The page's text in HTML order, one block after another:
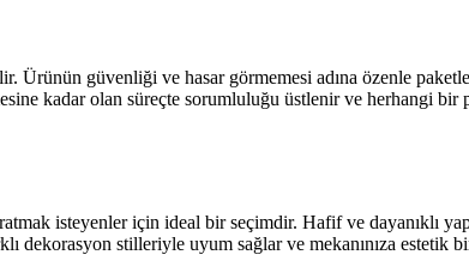
güvenliği ve hasar görmemesi adına özenle
kadar olan süreçte sorumluluğu üstlenir ve herhangi
isteyenler için ideal bir seçimdir. Hafif ve dayanıklı
dekorasyon stilleriyle uyum sağlar ve mekanınıza estetik